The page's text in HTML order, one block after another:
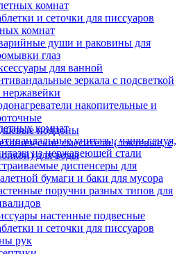
комнат
и сеточки для писсуаров
комнат
души и раковины для
глаз
для ванной
зеркала с подсветкой
нержавейки
накопительные и
поддоны
смесители (локтевые, с
для воды
комнат
унитазы, чаши генуя,
из нержавеющей стали
диспенсеры для
бумаги и баки для мусора
поручни разных типов для
настенные подвесные
и сеточки для писсуаров
рук